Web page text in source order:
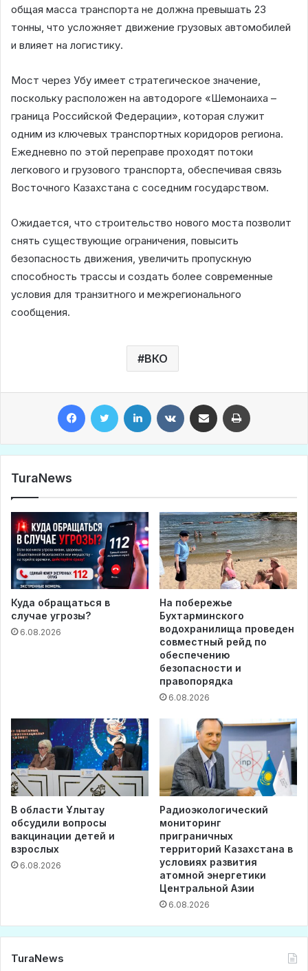
общая масса транспорта не должна превышать 23
тонны, что усложняет движение грузовых автомобилей
и влияет на логистику.
Мост через Убу имеет стратегическое значение,
поскольку расположен на автодороге «Шемонаиха –
граница Российской Федерации», которая служит
одним из ключевых транспортных коридоров региона.
Ежедневно по этой переправе проходят потоки
легкового и грузового транспорта, обеспечивая связь
Восточного Казахстана с соседним государством.
Ожидается, что строительство нового моста позволит
снять существующие ограничения, повысить
безопасность движения, увеличить пропускную
способность трассы и создать более современные
условия для транзитного и межрегионального
сообщения.
ВКО
TuraNews
Куда обращаться в
случае угрозы?
6.08.2026
На побережье
Бухтарминского
водохранилища проведен
совместный рейд по
обеспечению
безопасности и
правопорядка
6.08.2026
В области Ұлытау
обсудили вопросы
вакцинации детей и
взрослых
6.08.2026
Радиоэкологический
мониторинг
приграничных
территорий Казахстана в
условиях развития
атомной энергетики
Центральной Азии
6.08.2026
TuraNews